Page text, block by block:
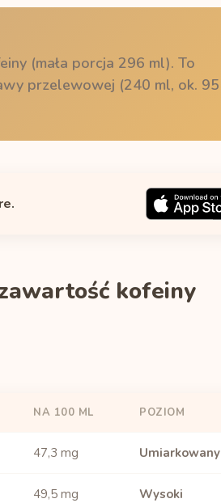
(mała porcja 296 ml). To
przelewowej (240 ml, ok. 95
kofeiny
NA 100 ML POZIOM
47,3 mg Umiarkowany
49,5 mg Wysoki